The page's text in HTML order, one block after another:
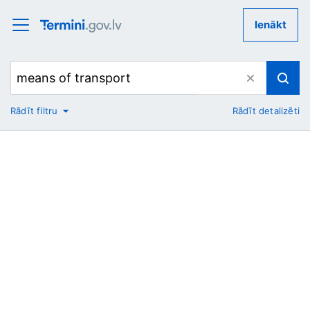
Ienākt
No
Rādīt filtru Rādīt detalizēti